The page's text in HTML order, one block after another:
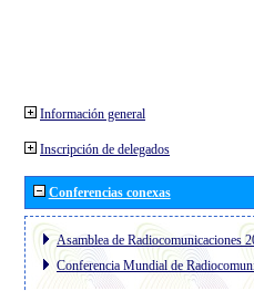
Información general
Inscripción de delegados
Conferencias conexas
Asamblea de Radiocomunicaciones
Conferencia Mundial de